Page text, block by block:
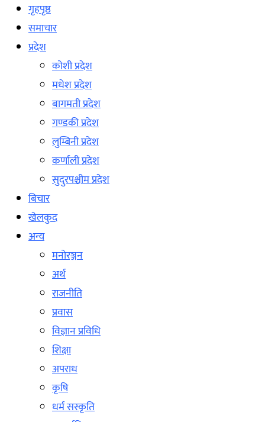
गृहपृष्ठ
समाचार
प्रदेश
कोशी प्रदेश
मधेश प्रदेश
बागमती प्रदेश
गण्डकी प्रदेश
लुम्बिनी प्रदेश
कर्णाली प्रदेश
सुदुरपश्चीम प्रदेश
बिचार
खेलकुद
अन्य
मनोरञ्जन
अर्थ
राजनीति
प्रवास
विज्ञान प्रविधि
शिक्षा
अपराध
कृषि
धर्म सस्कृति